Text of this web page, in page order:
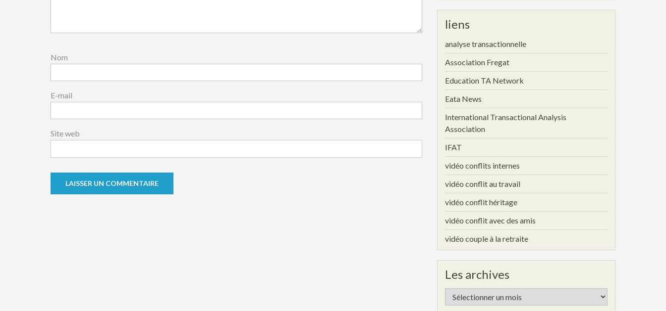
Nom
E-mail
Site web
liens
analyse transactionnelle
Association Fregat
Education TA Network
Eata News
International Transactional Analysis
Association
IFAT
vidéo conflits internes
vidéo conflit au travail
vidéo conflit héritage
vidéo conflit avec des amis
vidéo couple à la retraite
Les archives
Les
archives